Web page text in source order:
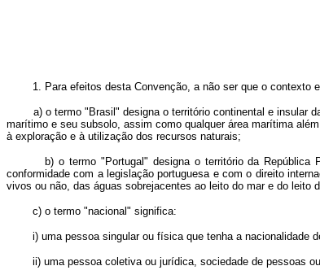
1. Para efeitos desta Convenção, a não ser que o contexto
a) o termo "Brasil" designa o território continental e insular da
marítimo e seu subsolo, assim como qualquer área marítima
à exploração e à utilização dos recursos naturais;
b) o termo "Portugal" designa o território da República
conformidade com a legislação portuguesa e com o direito
vivos ou não, das águas sobrejacentes ao leito do mar e do leito
c) o termo "nacional" significa:
i) uma pessoa singular ou física que tenha a nacionalidade
ii) uma pessoa coletiva ou jurídica, sociedade de pessoas ou